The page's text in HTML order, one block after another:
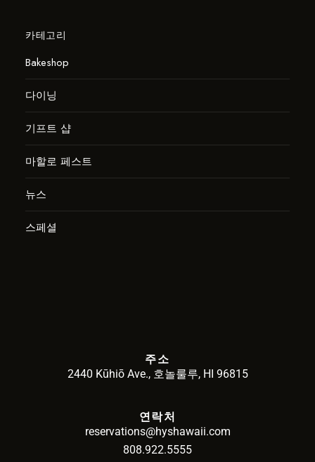
카테고리
Bakeshop
다이닝
기프트 샵
마할로 페스트
뉴스
스페셜
주소
2440 Kūhiō Ave., 호놀룰루, HI 96815
연락처
reservations@hyshawaii.com
808.922.5555